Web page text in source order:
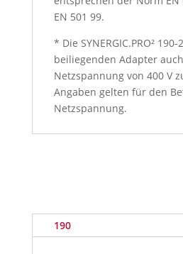
EN 501 99.
* Die SYNERGIC.PRO²
beiliegenden Adapter
Netzspannung von 400 V
Angaben gelten für den
Netzspannung.
190